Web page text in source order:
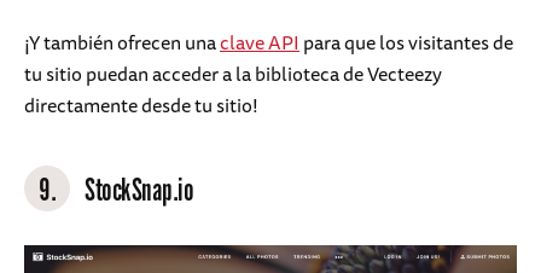
¡Y también ofrecen unaclave API para que los visitantes de
tu sitio puedan acceder a la biblioteca de Vecteezy
directamente desde tu sitio!
9. StockSnap.io